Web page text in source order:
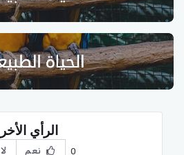
الرأي الأخر
0 نعم لا